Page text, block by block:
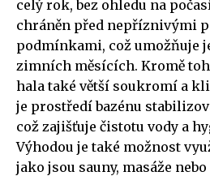
celý rok, bez ohledu na
chráněn před nepříznivými
podmínkami, což umožňuje
zimních měsících. Kromě
hala také větší soukromí a
je prostředí bazénu
což zajišťuje čistotu vody a
Výhodou je také možnost
jako jsou sauny, masáže